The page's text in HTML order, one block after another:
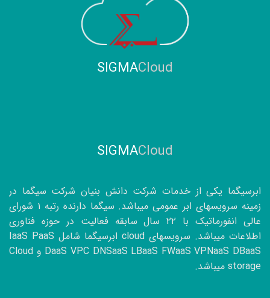
SIGMACloud
SIGMACloud
ابرسیگما یکی از خدمات شرکت دانش بنیان شرکت سیگما در
زمینه سرویسهای ابر عمومی میباشد. سیگما دارنده رتبه ۱ شورای
عالی انفورماتیک با ۲۲سال سابقه فعالیت در حوزه فناوری
اطلاعات میباشد. سرویسهای cloud ابرسیگما شامل IaaS PaaS
DaaS VPC DNSaaS LBaaS FWaaS VPNaaS DBaaS و Cloud
storage میباشد.